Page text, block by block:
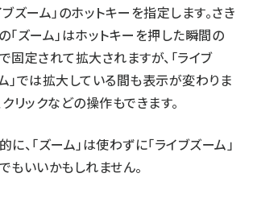
ブズーム」のホットキーを指定します。さき
「ズーム」はホットキーを押した瞬間の
固定されて拡大されますが、「ライブ
」では拡大している間も表示が変わりま
クリックなどの操作もできます。
に、「ズーム」は使わずに「ライブズーム」
もいいかもしれません。